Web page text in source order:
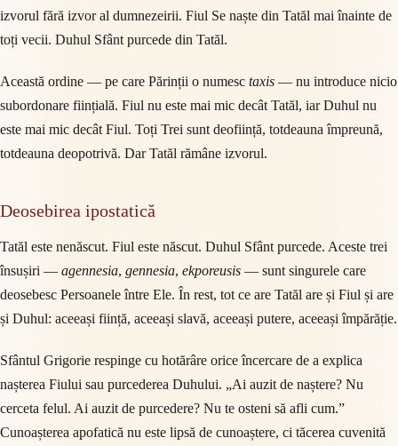
izvorul fără izvor al dumnezeirii. Fiul Se naște din Tatăl mai înainte de
toți vecii. Duhul Sfânt purcede din Tatăl.
Această ordine — pe care Părinții o numesc taxis — nu introduce nicio
subordonare ființială. Fiul nu este mai mic decât Tatăl, iar Duhul nu
este mai mic decât Fiul. Toți Trei sunt deoființă, totdeauna împreună,
totdeauna deopotrivă. Dar Tatăl rămâne izvorul.
Deosebirea ipostatică
Tatăl este nenăscut. Fiul este născut. Duhul Sfânt purcede. Aceste trei
însușiri — agennesia, gennesia, ekporeusis — sunt singurele care
deosebesc Persoanele între Ele. În rest, tot ce are Tatăl are și Fiul și are
și Duhul: aceeași ființă, aceeași slavă, aceeași putere, aceeași împărăție.
Sfântul Grigorie respinge cu hotărâre orice încercare de a explica
nașterea Fiului sau purcederea Duhului. „Ai auzit de naștere? Nu
cerceta felul. Ai auzit de purcedere? Nu te osteni să afli cum.”
Cunoașterea apofatică nu este lipsă de cunoaștere, ci tăcerea cuvenită